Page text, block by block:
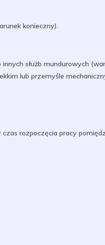
konieczny).
służb mundurowych
lub przemyśle
rozpoczęcia pracy